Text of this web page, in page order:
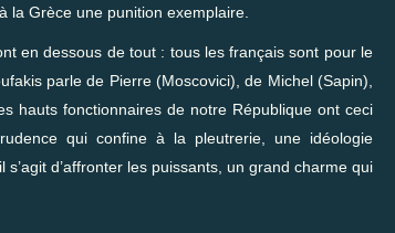
Grèce une punition exemplaire.
en dessous de tout : tous les français sont pour le
parle de Pierre (Moscovici), de Michel (Sapin),
hauts fonctionnaires de notre République ont ceci
qui confine à la pleutrerie, une idéologie
d’affronter les puissants, un grand charme qui